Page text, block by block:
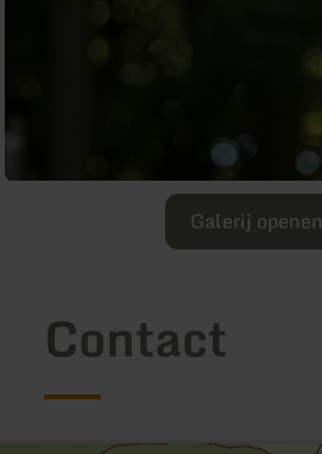
Galerij openen
Contact